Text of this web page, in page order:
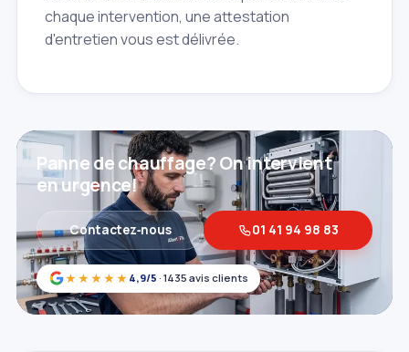
chaque intervention, une attestation
d'entretien vous est délivrée.
★★★★★ 4,9/5 · 1435 avis clients
Panne de chauffage? On intervient
en urgence!
Contactez‑nous 01 41 94 98 83